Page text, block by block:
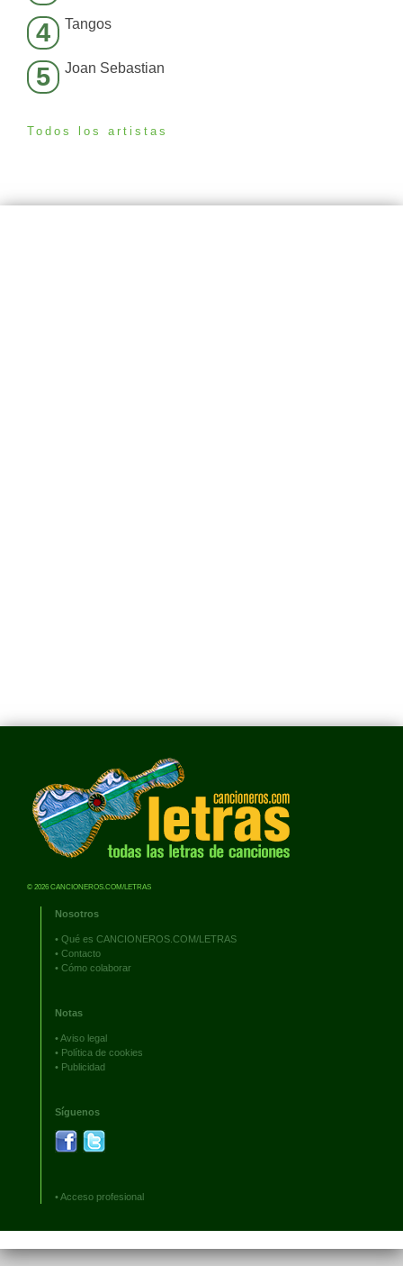
4 Tangos
5 Joan Sebastian
Todos los artistas
© 2026 CANCIONEROS.COM/LETRAS
Nosotros
• Qué es CANCIONEROS.COM/LETRAS
• Contacto
• Cómo colaborar
Notas
•Aviso legal
• Política de cookies
• Publicidad
Síguenos
•Acceso profesional